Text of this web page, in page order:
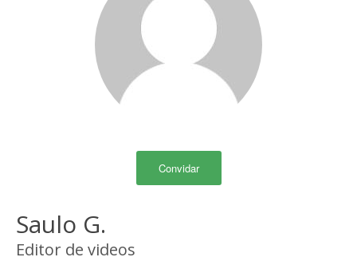
Convidar
Saulo G.
Editor de videos